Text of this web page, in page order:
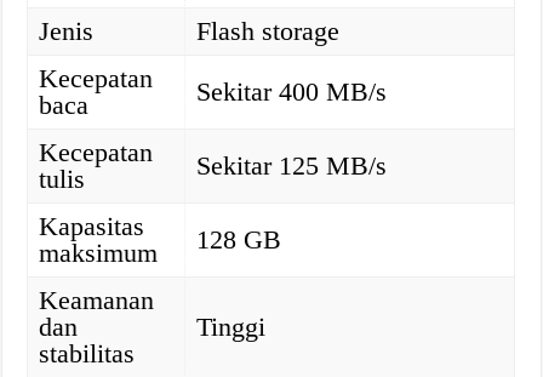
Jenis
Flash storage
Kecepatan
baca
Sekitar 400 MB/s
Kecepatan
tulis
Sekitar 125 MB/s
Kapasitas
maksimum
128 GB
Keamanan
dan
stabilitas
Tinggi